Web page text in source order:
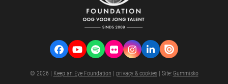
FacebookYouTubeSpotifyFlickrInstagram
LinkedIn
VK
© 2026 | Keep an Eye Foundation | privacy & cookies| Site: Gummisko